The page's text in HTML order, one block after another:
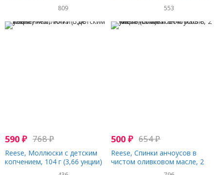
809 553
590 ₽ 768₽
Reese, Моллюски с детским
копчением, 104 г (3,66 унции)
500₽ 654₽
Reese, Спинки анчоусов в
чистом оливковом масле, 2